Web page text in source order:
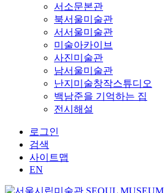
서소문본관
북서울미술관
서서울미술관
미술아카이브
사진미술관
남서울미술관
난지미술창작스튜디오
백남준을 기억하는 집
전시해설
로그인
검색
사이트맵
EN